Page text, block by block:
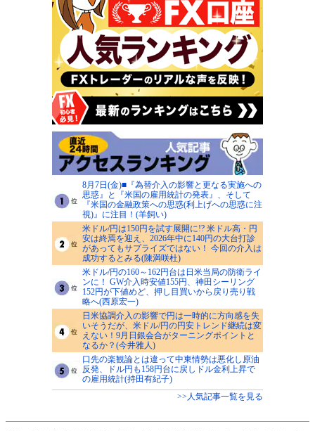
8月7日(金)■『為替介入の影響と更なる実施への
思惑』と『米国の雇用統計の発表』、そして
『米国の金融政策への思惑(利上げへの思惑に注
視)』に注目！(羊飼い)
米ドル/円は150円を試す展開に!? 米ドル高・円
安は終焉を迎え、2026年中に140円の大台打診
があってもサプライズではない！ 今回の介入は
成功するとみる(陳満咲杜)
米ドル/円の160～162円台は日米当局の防衛ライ
ンに！ GW介入時安値155円、神田シーリング
152円が下値めど、押し目買いから戻り売り戦
略へ(西原宏一)
日米協調介入の影響で円は一時的に方向感を失
いそうだが、米ドル/円の円安トレンド継続は変
えない！9月日銀会合がターニングポイントと
なるか？(今井雅人)
口先の楽観論とは違って中東情勢は悪化し原油
反発、ドル円も158円台に戻しドル金利上昇で
の雇用統計(持田有紀子)
>>人気記事一覧を見る